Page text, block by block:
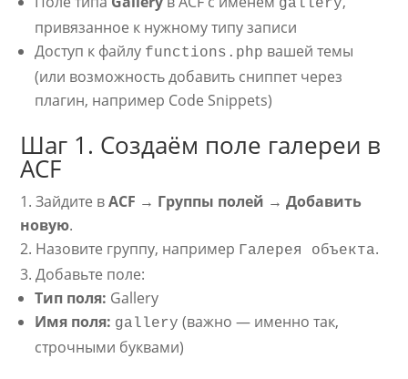
gallery
привязанное к нужному типу записи
Доступ к файлу functions.php вашей темы
(или возможность добавить сниппет через
плагин, например Code Snippets)
Шаг 1. Создаём поле галереи в
ACF
Зайдите вACF → Группы полей → Добавить
новую.
Назовите группу, например Галерея объекта.
Добавьте поле:
Тип поля: Gallery
Имя поля: gallery (важно — именно так,
строчными буквами)